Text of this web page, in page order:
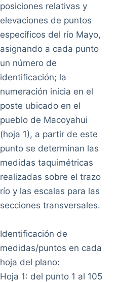
posiciones relativas y
elevaciones de puntos
específicos del río Mayo,
asignando a cada punto
un número de
identificación; la
numeración inicia en el
poste ubicado en el
pueblo de Macoyahui
(hoja 1), a partir de este
punto se determinan las
medidas taquimétricas
realizadas sobre el trazo
río y las escalas para las
secciones transversales.
Identificación de
medidas/puntos en cada
hoja del plano:
Hoja 1: del punto 1 al 105